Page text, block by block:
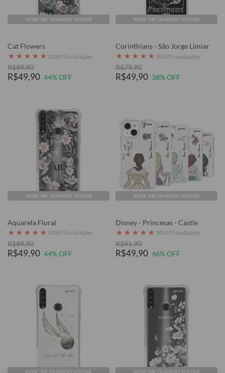
AVISE-ME QUANDO VOLTAR
Cat Flowers
★ ★ ★ ★ ★ 105079 avaliações
R$89,90
R$49,90 44% OFF
AVISE-ME QUANDO VOLTAR
Corinthians - São Jorge Limiar
★ ★ ★ ★ ★ 105079 avaliações
R$79,90
R$49,90 38% OFF
AVISE-ME QUANDO VOLTAR
Aquarela Floral
★ ★ ★ ★ ★ 105079 avaliações
R$89,90
R$49,90 44% OFF
AVISE-ME QUANDO VOLTAR
Disney - Princesas - Castle
★ ★ ★ ★ ★ 105079 avaliações
R$91,90
R$49,90 46% OFF
AVISE-ME QUANDO VOLTAR AVISE-ME QUANDO VOLTAR